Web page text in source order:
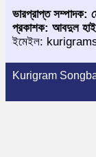
ভারপ্রাপ্ত সম্পাদক:
প্রকাশক: আবদুল
ইমেইল:
Kurigram